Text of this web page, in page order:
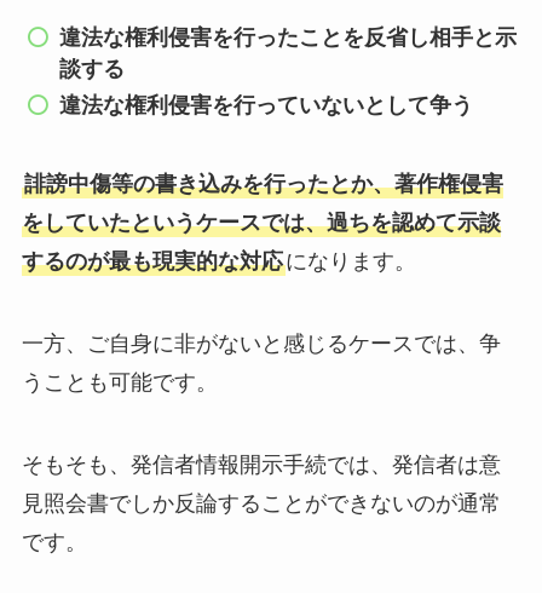
違法な権利侵害を行ったことを反省し相手と示
談する
違法な権利侵害を行っていないとして争う
誹謗中傷等の書き込みを行ったとか、著作権侵害
をしていたというケースでは、過ちを認めて示談
するのが最も現実的な対応になります。
一方、ご自身に非がないと感じるケースでは、争
うことも可能です。
そもそも、発信者情報開示手続では、発信者は意
見照会書でしか反論することができないのが通常
です。